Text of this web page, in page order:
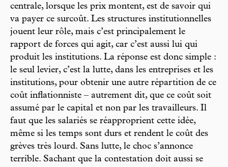
centrale, lorsque les prix montent, est de savoir qui
va payer ce surcoût. Les structures institutionnelles
jouent leur rôle, mais c’est principalement le
rapport de forces qui agit, car c’est aussi lui qui
produit les institutions. La réponse est donc simple :
le seul levier, c’est la lutte, dans les entreprises et les
institutions, pour obtenir une autre répartition de ce
coût inflationniste – autrement dit, que ce coût soit
assumé par le capital et non par les travailleurs. Il
faut que les salariés se réapproprient cette idée,
même si les temps sont durs et rendent le coût des
grèves très lourd. Sans lutte, le choc s’annonce
terrible. Sachant que la contestation doit aussi se